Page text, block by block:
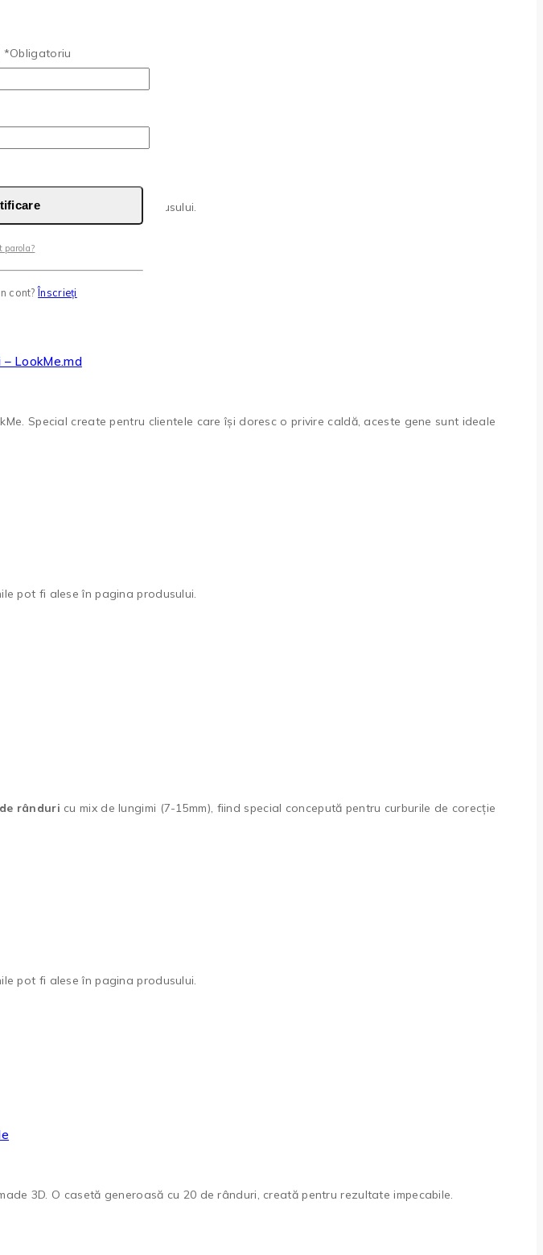
pot fi alese în pagina produsului.
– LookMe.md
Special create pentru clientele care își doresc o privire caldă, aceste gene sunt ideale
pot fi alese în pagina produsului.
rânduri cu mix de lungimi (7-15mm), fiind special concepută pentru curburile de corecție
pot fi alese în pagina produsului.
3D. O casetă generoasă cu 20 de rânduri, creată pentru rezultate impecabile.
*Obligatoriu
parola?
cont?Înscrieți